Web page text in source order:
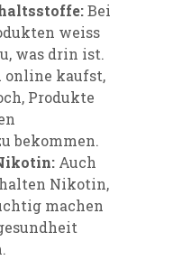
Bei
weiss
was drin ist.
online kaufst,
Produkte
bekommen.
Auch
Nikotin,
machen